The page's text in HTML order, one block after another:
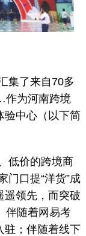
了来自70多
为河南跨境
验中心（以下简
低价的跨境商
门口提“洋货”成
遥领先，而突破
伴随着网易考
驻；伴随着线下